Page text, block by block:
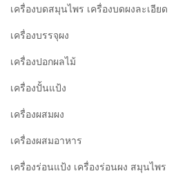
เครื่องบดสมุนไพร เครื่องบดผงละเอียด
เครื่องบรรจุผง
เครื่องปอกผลไม้
เครื่องปั้นแป้ง
เครื่องผสมผง
เครื่องผสมอาหาร
เครื่องร่อนแป้ง เครื่องร่อนผง สมุนไพร